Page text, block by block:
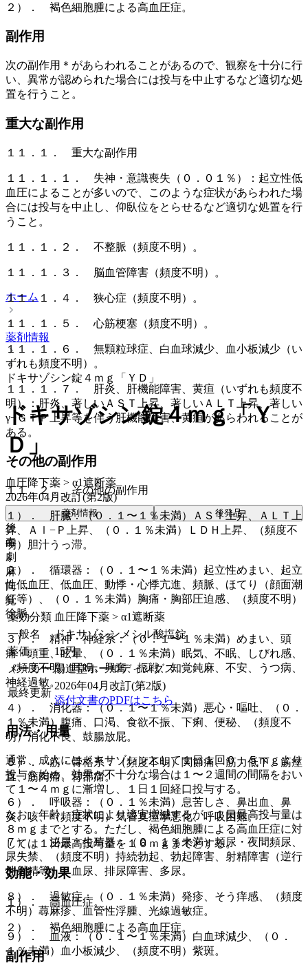
２）． 褐色細胞腫による高血圧症。
副作用
次の副作用＊があらわれることがあるので、観察を十分に行
い、異常が認められた場合には投与を中止するなど適切な処
置を行うこと。
重大な副作用
１１．１． 重大な副作用
１１．１．１． 失神・意識喪失（０．０１％）：起立性低
血圧によることが多いので、このような症状があらわれた場
合には投与を中止し、仰臥位をとらせるなど適切な処置を行
うこと。
１１．１．２． 不整脈（頻度不明）。
１１．１．３． 脳血管障害（頻度不明）。
１１．１．４． 狭心症（頻度不明）。
１１．１．５． 心筋梗塞（頻度不明）。
１１．１．６． 無顆粒球症、白血球減少、血小板減少（い
ずれも頻度不明）。
１１．１．７． 肝炎、肝機能障害、黄疸（いずれも頻度不
明）：肝炎、著しいＡＳＴ上昇、著しいＡＬＴ上昇、著しい
γ−ＧＴＰ上昇等を伴う肝機能障害、黄疸があらわれることが
ある。
その他の副作用
１１．２． その他の副作用
１）． 肝臓：（０．１〜１％未満）ＡＳＴ上昇、ＡＬＴ上
昇、Ａｌ−Ｐ上昇、（０．１％未満）ＬＤＨ上昇、（頻度不
明）胆汁うっ滞。
２）． 循環器：（０．１〜１％未満）起立性めまい、起立
性低血圧、低血圧、動悸・心悸亢進、頻脈、ほてり（顔面潮
紅等）、（０．１％未満）胸痛・胸部圧迫感、（頻度不明）
徐脈。
３）． 精神・神経系：（０．１〜１％未満）めまい、頭
痛・頭重、眩暈、（０．１％未満）眠気、不眠、しびれ感、
（頻度不明）耳鳴、興奮、振戦、知覚鈍麻、不安、うつ病、
神経過敏。
４）． 消化器：（０．１〜１％未満）悪心・嘔吐、（０．
１％未満）腹痛、口渇、食欲不振、下痢、便秘、（頻度不
明）消化不良、鼓腸放屁。
５）． 筋・骨格系：（頻度不明）関節痛、筋力低下、筋痙
直、筋肉痛、背部痛。
６）． 呼吸器：（０．１％未満）息苦しさ、鼻出血、鼻
炎、咳、（頻度不明）気管支痙攣悪化、呼吸困難。
７）． 泌尿・生殖器：（０．１％未満）頻尿・夜間頻尿、
尿失禁、（頻度不明）持続勃起、勃起障害、射精障害（逆行
性射精等）、血尿、排尿障害、多尿。
８）． 過敏症：（０．１％未満）発疹、そう痒感、（頻度
不明）蕁麻疹、血管性浮腫、光線過敏症。
９）． 血液：（０．１〜１％未満）白血球減少、（０．
１％未満）血小板減少、（頻度不明）紫斑。
ホーム
薬剤情報
ドキサゾシン錠４ｍｇ「ＹＤ」
ドキサゾシン錠４ｍｇ「Ｙ
Ｄ」
血圧降下薬 > α1遮断薬
2026年04月改訂(第2版)
薬剤情報 後発品
後
毒
劇
麻
向
覚
薬効分類 血圧降下薬 > α1遮断薬
一般名
ドキサゾシンメシル酸塩錠
薬価
15円
メーカー 陽進堂ホールディングス
最終更新
2026年04月改訂(第2版)
添付文書のPDFはこちら
用法・用量
通常、成人にはドキサゾシンとして１日１回０．５ｍｇより
投与を始め、効果が不十分な場合は１〜２週間の間隔をおい
て１〜４ｍｇに漸増し、１日１回経口投与する。
なお、年齢、症状により適宜増減するが、１日最高投与量は
８ｍｇまでとする。ただし、褐色細胞腫による高血圧症に対
しては１日最高投与量を１６ｍｇまでとする。
効能・効果
１）． 高血圧症。
２）． 褐色細胞腫による高血圧症。
副作用